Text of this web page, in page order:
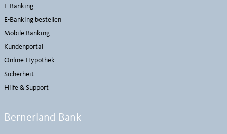
E-Banking
E-Banking bestellen
Mobile Banking
Kundenportal
Online-Hypothek
Sicherheit
Hilfe & Support
Bernerland Bank